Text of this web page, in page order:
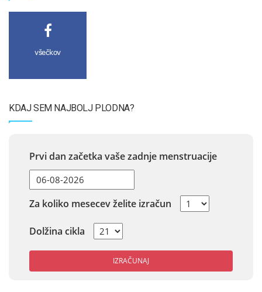
všečkov
KDAJ SEM NAJBOLJ PLODNA?
Prvi dan začetka vaše zadnje menstruacije
Za koliko mesecev želite izračun
Dolžina cikla
IZRAČUNAJ